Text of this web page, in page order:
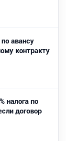
авансу
контракту
налога по
договор